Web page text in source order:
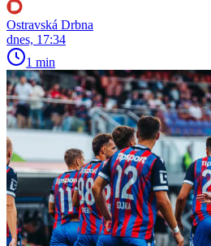
Ostravská Drbna
dnes, 17:34
1 min